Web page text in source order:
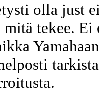
olla just
tekee.